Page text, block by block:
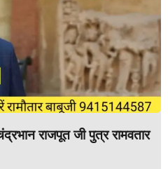
राजपूत जी पुत्र रामवतार